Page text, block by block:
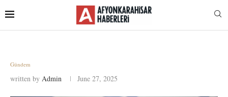
Gündem
written by Admin June 27, 2025